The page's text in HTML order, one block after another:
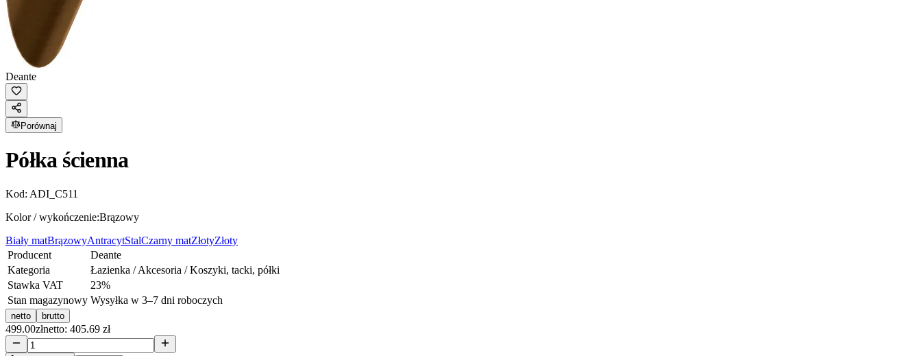
Deante
Porównaj
Półka ścienna
Kod: ADI_C511
Kolor / wykończenie:Brązowy
Biały matBrązowyAntracytStalCzarny matZłotyZłoty
Producent
Deante
Kategoria
Łazienka / Akcesoria / Koszyki, tacki, półki
Stawka VAT
23%
Stan magazynowy Wysyłka w 3–7 dni roboczych
netto brutto
499.00złnetto: 405.69 zł